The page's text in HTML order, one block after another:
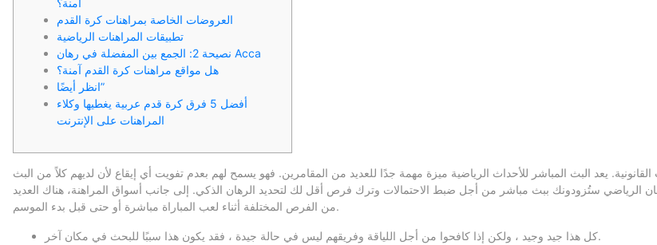
آمنة؟
العروضات الخاصة بمراهنات كرة القدم
تطبيقات المراهنات الرياضية
نصيحة 2: الجمع بين المفضلة في رهان Acca
هل مواقع مراهنات كرة القدم آمنة؟
انظر أيضًا”
أفضل 5 فرق كرة قدم عربية يغطيها وكلاء
المراهنات على الإنترنت
يعد البث المباشر للأحداث الرياضية ميزة مهمة جدًا للعديد من المقامرين. فهو يسمح لهم بعدم تفويت أي إيقاع لأن لديهم كلاً من البث
الرياضي ستُزودونك ببث مباشر من أجل ضبط الاحتمالات وترك فرص أقل لك لتحديد الرهان الذكي. إلى جانب أسواق المراهنة، هناك العديد
من الفرص المختلفة أثناء لعب المباراة مباشرة أو حتى قبل بدء الموسم.
كل هذا جيد وجيد ، ولكن إذا كافحوا من أجل اللياقة وفريقهم ليس في حالة جيدة ، فقد يكون هذا سببًا للبحث في مكان آخر.